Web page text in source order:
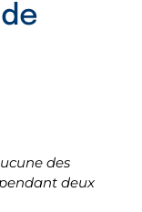
des
deux